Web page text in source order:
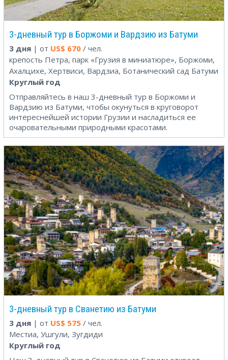
3-дневный тур в Боржоми и Вардзию из Батуми
3 дня | от US$ 670 / чел.
крепость Петра, парк «Грузия в миниатюре», Боржоми,
Ахалцихе, Хертвиси, Вардзиа, Ботанический сад Батуми
Круглый год
Отправляйтесь в наш 3-дневный тур в Боржоми и
Вардзию из Батуми, чтобы окунуться в круговорот
интереснейшей истории Грузии и насладиться ее
очаровательными природными красотами.
3-дневный тур в Сванетию из Батуми
3 дня | от US$ 575 / чел.
Местиа, Ушгули, Зугдиди
Круглый год